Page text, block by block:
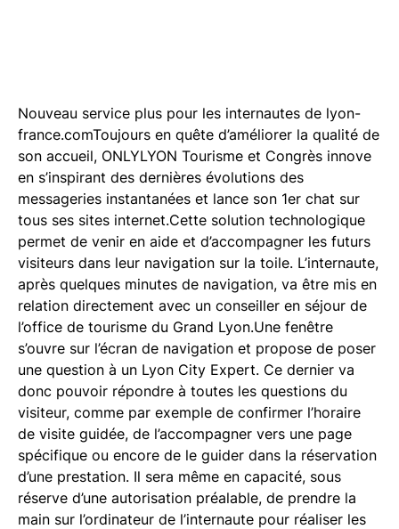
Nouveau service plus pour les internautes de lyon-
france.comToujours en quête d’améliorer la qualité de
son accueil, ONLYLYON Tourisme et Congrès innove
en s’inspirant des dernières évolutions des
messageries instantanées et lance son 1er chat sur
tous ses sites internet.Cette solution technologique
permet de venir en aide et d’accompagner les futurs
visiteurs dans leur navigation sur la toile. L’internaute,
après quelques minutes de navigation, va être mis en
relation directement avec un conseiller en séjour de
l’office de tourisme du Grand Lyon.Une fenêtre
s’ouvre sur l’écran de navigation et propose de poser
une question à un Lyon City Expert. Ce dernier va
donc pouvoir répondre à toutes les questions du
visiteur, comme par exemple de confirmer l’horaire
de visite guidée, de l’accompagner vers une page
spécifique ou encore de le guider dans la réservation
d’une prestation. Il sera même en capacité, sous
réserve d’une autorisation préalable, de prendre la
main sur l’ordinateur de l’internaute pour réaliser les